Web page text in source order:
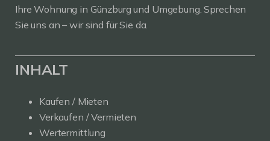
Ihre Wohnung in Günzburg und Umgebung. Sprechen
Sie uns an – wir sind für Sie da.
INHALT
Kaufen / Mieten
Verkaufen / Vermieten
Wertermittlung